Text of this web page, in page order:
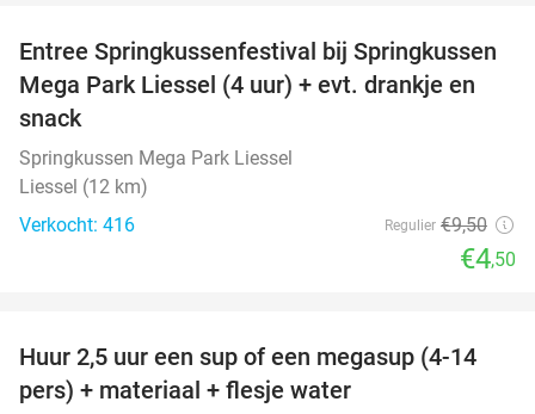
53%
Entree Springkussenfestival bij Springkussen
Mega Park Liessel (4 uur) + evt. drankje en
snack
Springkussen Mega Park Liessel
Liessel (12 km)
Verkocht: 416
Regulier €9,50
€4,50
31%
Huur 2,5 uur een sup of een megasup (4-14
pers) + materiaal + flesje water